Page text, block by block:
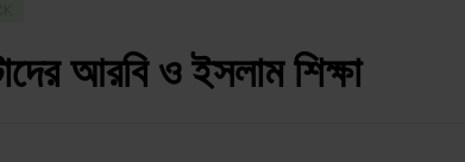
আরবি ও ইসলাম শিক্ষা